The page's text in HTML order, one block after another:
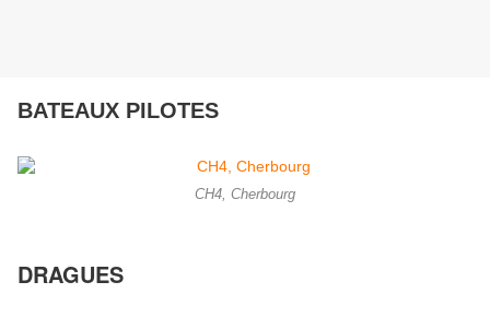
BATEAUX PILOTES
CH4, Cherbourg
DRAGUES